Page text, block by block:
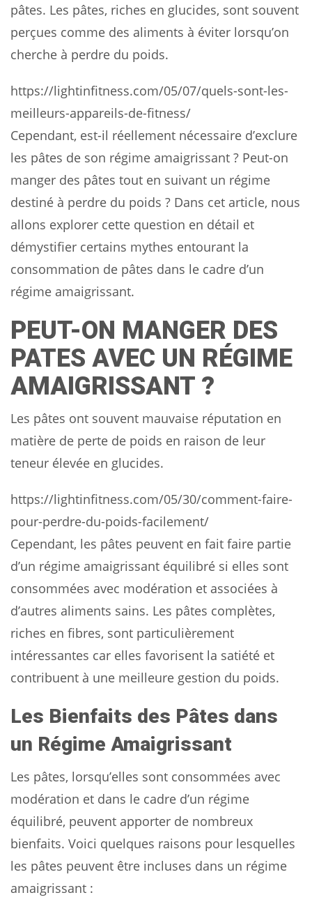
pâtes. Les pâtes, riches en glucides, sont souvent
perçues comme des aliments à éviter lorsqu’on
cherche à perdre du poids.
https://lightinfitness.com/05/07/quels-sont-les-
meilleurs-appareils-de-fitness/
Cependant, est-il réellement nécessaire d’exclure
les pâtes de son régime amaigrissant ? Peut-on
manger des pâtes tout en suivant un régime
destiné à perdre du poids ? Dans cet article, nous
allons explorer cette question en détail et
démystifier certains mythes entourant la
consommation de pâtes dans le cadre d’un
régime amaigrissant.
PEUT-ON MANGER DES
PATES AVEC UN RÉGIME
AMAIGRISSANT ?
Les pâtes ont souvent mauvaise réputation en
matière de perte de poids en raison de leur
teneur élevée en glucides.
https://lightinfitness.com/05/30/comment-faire-
pour-perdre-du-poids-facilement/
Cependant, les pâtes peuvent en fait faire partie
d’un régime amaigrissant équilibré si elles sont
consommées avec modération et associées à
d’autres aliments sains. Les pâtes complètes,
riches en fibres, sont particulièrement
intéressantes car elles favorisent la satiété et
contribuent à une meilleure gestion du poids.
Les Bienfaits des Pâtes dans
un Régime Amaigrissant
Les pâtes, lorsqu’elles sont consommées avec
modération et dans le cadre d’un régime
équilibré, peuvent apporter de nombreux
bienfaits. Voici quelques raisons pour lesquelles
les pâtes peuvent être incluses dans un régime
amaigrissant :